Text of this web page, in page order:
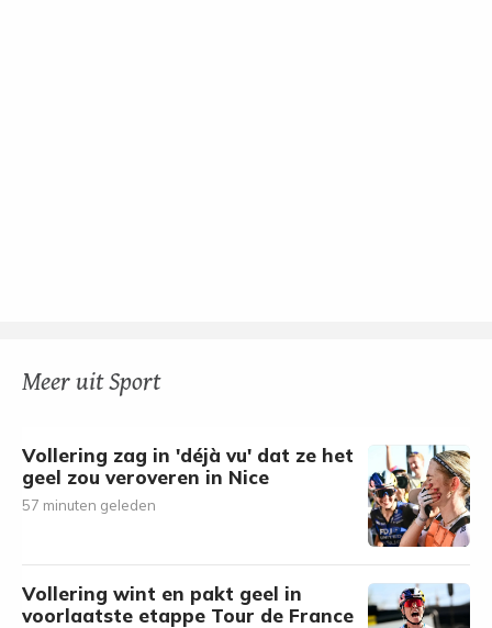
Meer uit Sport
Vollering zag in 'déjà vu' dat ze het
geel zou veroveren in Nice
57 minuten geleden
Vollering wint en pakt geel in
voorlaatste etappe Tour de France